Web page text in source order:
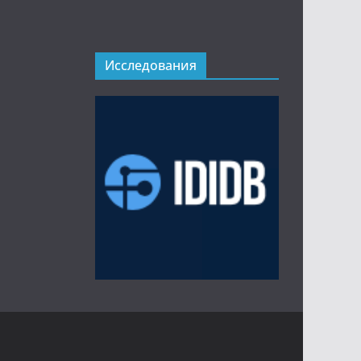
Исследования